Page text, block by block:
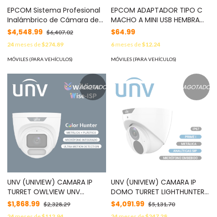
EPCOM Sistema Profesional
Inalámbrico de Cámara de
Reversa Infrarroja y Monitor
Touch de 7" para Vehículos
de Trabajo y Montacargas
MOD: EP175J
$4,548.99 $6,407.02
24meses de$274.89
MÓVILES (PARA VEHÍCULOS)
EPCOM ADAPTADOR TIPO C
MACHO A MINI USB HEMBRA
PARA COMPATIBILIDAD DE
ESTACIÓN XMRA8 CON
BODYCAM XMRR3 MOD:
XMRA8R3PLUG
$64.99
6meses de$12.24
MÓVILES (PARA VEHÍCULOS)
AGOTADO
UNV (UNIVIEW) CAMARA IP
TURRET OWLVIEW UNV
IPC3622LE-ADF28K-WP / 2MP
/ LENTE-2.8 MM / WDR120DB /
$1,868.99 $2,328.29
AGOTADO
UNV (UNIVIEW) CAMARA IP
DOMO TURRET LIGHTHUNTER
UNV IPC3618SB-ADF28KM-I0 /
8MP / LENTE-FIJO 2.8 MM /
$4,091.99 $5,131.70